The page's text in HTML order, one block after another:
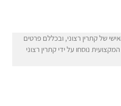
של קתרין רצוני, ובכללם פרטים
נוסחו על ידי קתרין רצוני